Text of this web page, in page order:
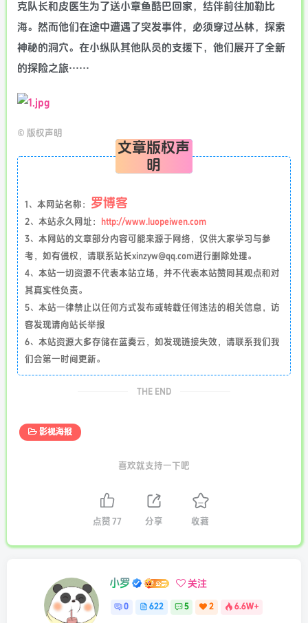
克队长和皮医生为了送小章鱼酷巴回家，结伴前往加勒比
海。然而他们在途中遭遇了突发事件，必须穿过丛林，探索
神秘的洞穴。在小纵队其他队员的支援下，他们展开了全新
的探险之旅……
© 版权声明
文章版权声
明
1、本网站名称： 罗博客
2、本站永久网址：
http://www.luopeiwen.com
3、本网站的文章部分内容可能来源于网络，仅供大家学习与参
考，如有侵权，请联系站长xinzyw@qq.com进行删除处理。
4、本站一切资源不代表本站立场，并不代表本站赞同其观点和对
其真实性负责。
5、本站一律禁止以任何方式发布或转载任何违法的相关信息，访
客发现请向站长举报
6、本站资源大多存储在蓝奏云，如发现链接失效，请联系我们我
们会第一时间更新。
THE END
影视海报
喜欢就支持一下吧
点赞 77 分享 收藏
小罗 关注
0 622 5 2 6.6W+